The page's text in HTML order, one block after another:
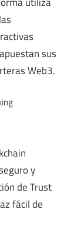
sus
Web3.
y
de Trust
fácil de